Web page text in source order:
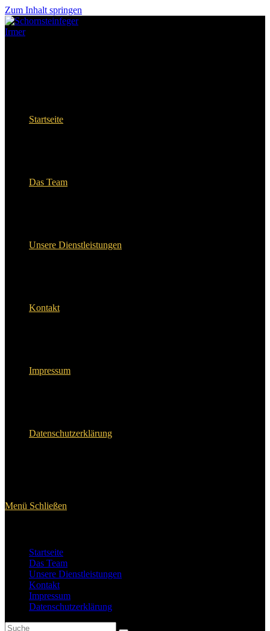
Zum Inhalt springen
Startseite
Das Team
Unsere Dienstleistungen
Kontakt
Impressum
Datenschutzerklärung
Menü Schließen
Startseite
Das Team
Unsere Dienstleistungen
Kontakt
Impressum
Datenschutzerklärung